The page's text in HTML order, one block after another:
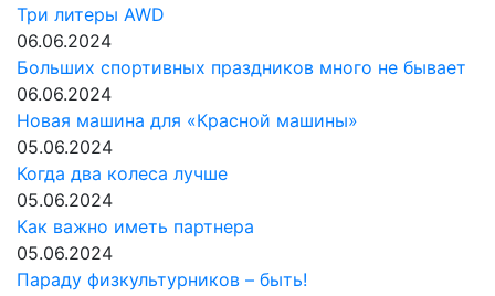
Три литеры AWD
06.06.2024
Больших спортивных праздников много не бывает
06.06.2024
Новая машина для «Красной машины»
05.06.2024
Когда два колеса лучше
05.06.2024
Как важно иметь партнера
05.06.2024
Параду физкультурников – быть!